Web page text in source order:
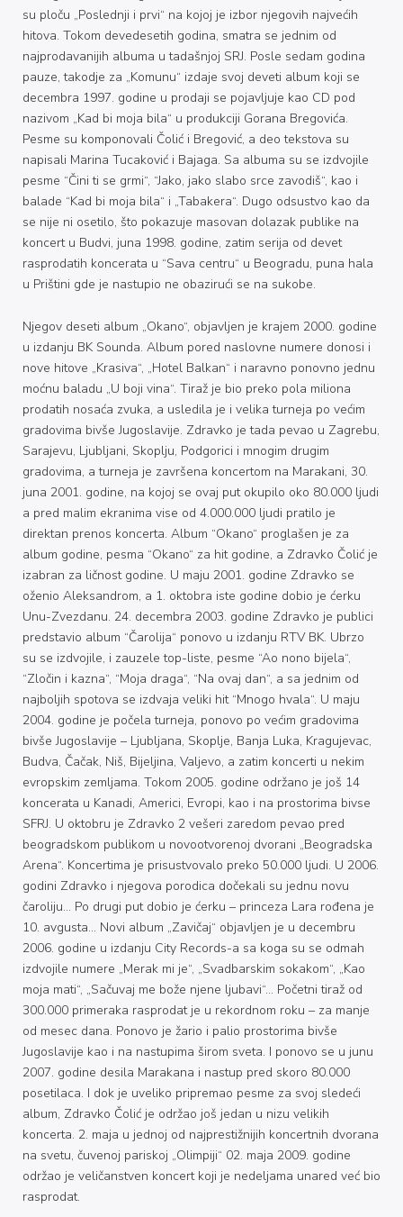
su ploču „Poslednji i prvi“ na kojoj je izbor njegovih najvećih
hitova. Tokom devedesetih godina, smatra se jednim od
najprodavanijih albuma u tadašnjoj SRJ. Posle sedam godina
pauze, takodje za „Komunu“ izdaje svoj deveti album koji se
decembra 1997. godine u prodaji se pojavljuje kao CD pod
nazivom „Kad bi moja bila“ u produkciji Gorana Bregovića.
Pesme su komponovali Čolić i Bregović, a deo tekstova su
napisali Marina Tucaković i Bajaga. Sa albuma su se izdvojile
pesme “Čini ti se grmi“, “Jako, jako slabo srce zavodiš“, kao i
balade “Kad bi moja bila“ i „Tabakera“. Dugo odsustvo kao da
se nije ni osetilo, što pokazuje masovan dolazak publike na
koncert u Budvi, juna 1998. godine, zatim serija od devet
rasprodatih koncerata u “Sava centru“ u Beogradu, puna hala
u Prištini gde je nastupio ne obazirući se na sukobe.
Njegov deseti album „Okano“, objavljen je krajem 2000. godine
u izdanju BK Sounda. Album pored naslovne numere donosi i
nove hitove „Krasiva“, „Hotel Balkan“ i naravno ponovno jednu
moćnu baladu „U boji vina“. Tiraž je bio preko pola miliona
prodatih nosaća zvuka, a usledila je i velika turneja po većim
gradovima bivše Jugoslavije. Zdravko je tada pevao u Zagrebu,
Sarajevu, Ljubljani, Skoplju, Podgorici i mnogim drugim
gradovima, a turneja je završena koncertom na Marakani, 30.
juna 2001. godine, na kojoj se ovaj put okupilo oko 80.000 ljudi
a pred malim ekranima vise od 4.000.000 ljudi pratilo je
direktan prenos koncerta. Album “Okano“ proglašen je za
album godine, pesma “Okano“ za hit godine, a Zdravko Čolić je
izabran za ličnost godine. U maju 2001. godine Zdravko se
oženio Aleksandrom, a 1. oktobra iste godine dobio je ćerku
Unu-Zvezdanu. 24. decembra 2003. godine Zdravko je publici
predstavio album “Čarolija“ ponovo u izdanju RTV BK. Ubrzo
su se izdvojile, i zauzele top-liste, pesme “Ao nono bijela“,
“Zločin i kazna“, “Moja draga“, “Na ovaj dan“, a sa jednim od
najboljih spotova se izdvaja veliki hit “Mnogo hvala“. U maju
2004. godine je počela turneja, ponovo po većim gradovima
bivše Jugoslavije – Ljubljana, Skoplje, Banja Luka, Kragujevac,
Budva, Čačak, Niš, Bijeljina, Valjevo, a zatim koncerti u nekim
evropskim zemljama. Tokom 2005. godine održano je još 14
koncerata u Kanadi, Americi, Evropi, kao i na prostorima bivse
SFRJ. U oktobru je Zdravko 2 vešeri zaredom pevao pred
beogradskom publikom u novootvorenoj dvorani „Beogradska
Arena“. Koncertima je prisustvovalo preko 50.000 ljudi. U 2006.
godini Zdravko i njegova porodica dočekali su jednu novu
čaroliju… Po drugi put dobio je ćerku – princeza Lara rođena je
10. avgusta… Novi album „Zavičaj“ objavljen je u decembru
2006. godine u izdanju City Records-a sa koga su se odmah
izdvojile numere „Merak mi je“, „Svadbarskim sokakom“, „Kao
moja mati“, „Sačuvaj me bože njene ljubavi“… Početni tiraž od
300.000 primeraka rasprodat je u rekordnom roku – za manje
od mesec dana. Ponovo je žario i palio prostorima bivše
Jugoslavije kao i na nastupima širom sveta. I ponovo se u junu
2007. godine desila Marakana i nastup pred skoro 80.000
posetilaca. I dok je uveliko pripremao pesme za svoj sledeći
album, Zdravko Čolić je održao još jedan u nizu velikih
koncerta. 2. maja u jednoj od najprestižnijih koncertnih dvorana
na svetu, čuvenoj pariskoj „Olimpiji“ 02. maja 2009. godine
održao je veličanstven koncert koji je nedeljama unared već bio
rasprodat.